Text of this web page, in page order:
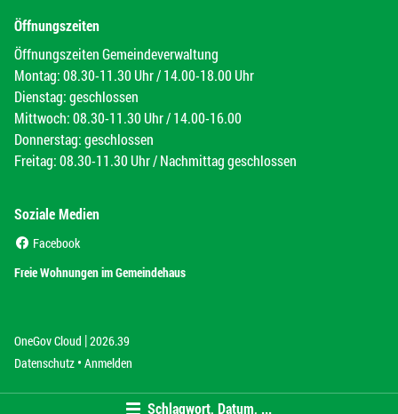
Schlagwort, Datum, ...
Öffnungszeiten
Öffnungszeiten Gemeindeverwaltung
Montag: 08.30-11.30 Uhr / 14.00-18.00 Uhr
Dienstag: geschlossen
Mittwoch: 08.30-11.30 Uhr / 14.00-16.00
Donnerstag: geschlossen
Freitag: 08.30-11.30 Uhr / Nachmittag geschlossen
Soziale Medien
Facebook
Freie Wohnungen im Gemeindehaus
OneGov Cloud (External Link)
|2026.39
Datenschutz (External Link)
Anmelden